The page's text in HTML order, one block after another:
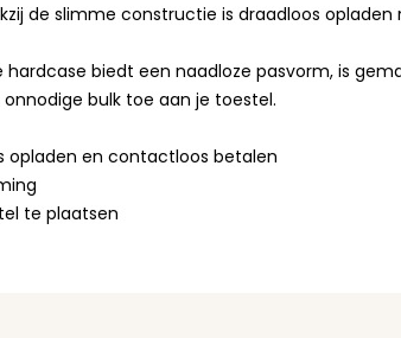
de slimme constructie is draadloos opladen
biedt een naadloze pasvorm, is
bulk toe aan je toestel.
opladen en contactloos betalen
te plaatsen